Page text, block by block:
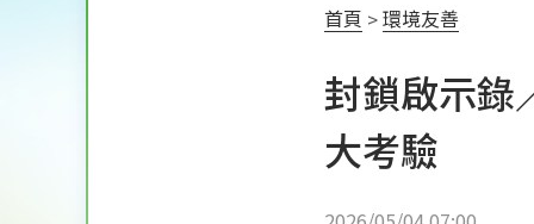
首頁 環境友善
封鎖啟示
大考驗